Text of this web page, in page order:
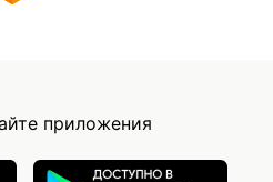
приложения